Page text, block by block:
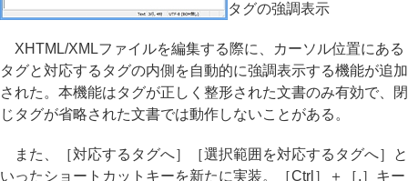
タグの強調表示
XHTML/XMLファイルを編集する際に、カーソル位置にある
タグと対応するタグの内側を自動的に強調表示する機能が追加
された。本機能はタグが正しく整形された文書のみ有効で、閉
じタグが省略された文書では動作しないことがある。
また、［対応するタグへ］［選択範囲を対応するタグへ］と
いったショートカットキーを新たに実装。［Ctrl］＋［.］キー